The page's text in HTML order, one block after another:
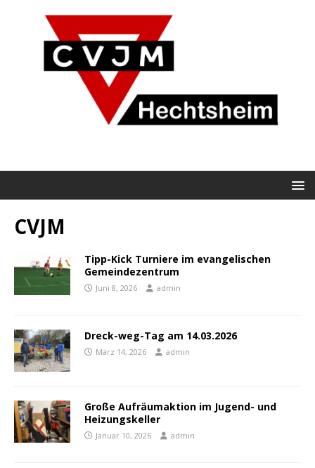
CVJM
Tipp-Kick Turniere im evangelischen
Gemeindezentrum
Juni 8, 2026 admin
Dreck-weg-Tag am 14.03.2026
März 14, 2026 admin
Große Aufräumaktion im Jugend- und
Heizungskeller
Januar 10, 2026 admin